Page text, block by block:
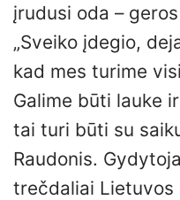
įrudusi oda –
„Sveiko įdegio,
kad mes turime
Galime būti lauke
tai turi būti su
Raudonis.
trečdaliai